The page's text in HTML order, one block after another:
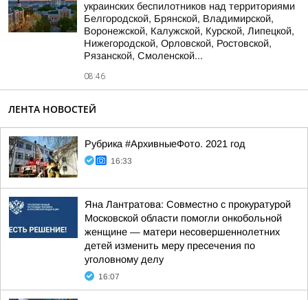
украинских беспилотников над территориями
Белгородской, Брянской, Владимирской,
Воронежской, Калужской, Курской, Липецкой,
Нижегородской, Орловской, Ростовской,
Рязанской, Смоленской...
08:46
ЛЕНТА НОВОСТЕЙ
Рубрика #АрхивныеФото. 2021 год
16:33
Яна Лантратова: Совместно с прокуратурой
Московской области помогли онкобольной
женщине — матери несовершеннолетних
детей изменить меру пресечения по
уголовному делу
16:07